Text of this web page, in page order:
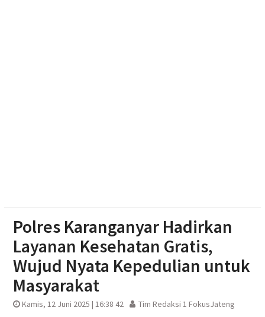
Polres Karanganyar Hadirkan
Layanan Kesehatan Gratis,
Wujud Nyata Kepedulian untuk
Masyarakat
Kamis, 12 Juni 2025 | 16:38 42 Tim Redaksi 1 FokusJateng